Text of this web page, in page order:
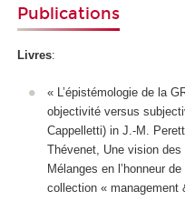
Publications
Livres:
« L’épistémologie de la
objectivité versus
Cappelletti) in J.-M.
Thévenet, Une vision
Mélanges en l’honneur
collection « management